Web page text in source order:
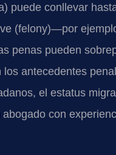
puede conllevar
(felony)—por
penas pueden
antecedentes
el estatus
con